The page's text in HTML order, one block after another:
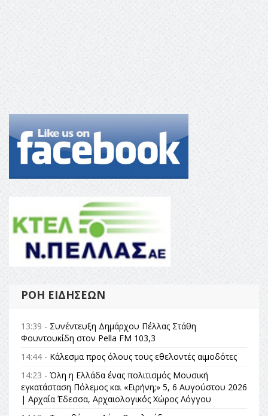
ΡΟΉ ΕΙΔΉΣΕΩΝ
13:39 - Συνέντευξη Δημάρχου Πέλλας Στάθη
Φουντουκίδη στον Pella FM 103,3
14:44 - Κάλεσμα προς όλους τους εθελοντές αιμοδότες
14:23 - Όλη η Ελλάδα ένας πολιτισμός Μουσική
εγκατάσταση Πόλεμος και «Ειρήνη;» 5, 6 Αυγούστου 2026
| Αρχαία Έδεσσα, Αρχαιολογικός Χώρος Λόγγου